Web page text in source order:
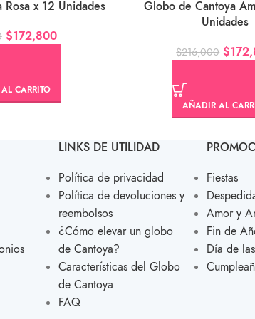
x 12 Unidades
$172,800
CARRITO
Globo de Cantoya
Unidades
$216,000 $
AÑADIR AL
LINKS DE UTILIDAD
Política de privacidad
Política de devoluciones y
reembolsos
¿Cómo elevar un globo
de Cantoya?
Características del Globo
de Cantoya
FAQ
Fiestas
Amor y
Fin de
Día de